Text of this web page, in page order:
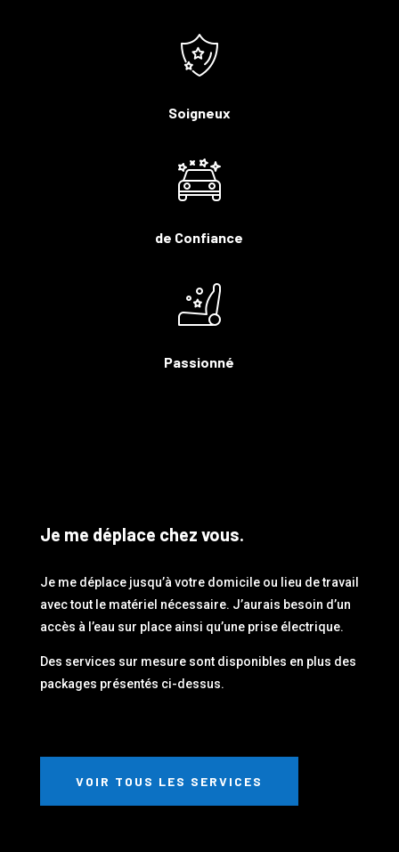
Soigneux
de Confiance
Passionné
Je me déplace chez vous.
Je me déplace jusqu’à votre domicile ou lieu de travail
avec tout le matériel nécessaire. J’aurais besoin d’un
accès à l’eau sur place ainsi qu’une prise électrique.
Des services sur mesure sont disponibles en plus des
packages présentés ci-dessus.
VOIR TOUS LES SERVICES